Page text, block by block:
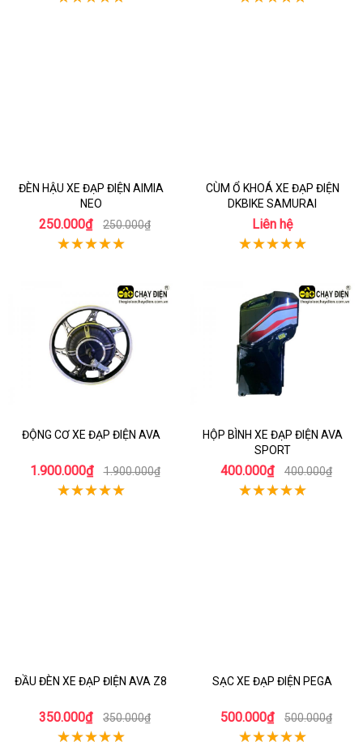
ĐÈN HẬU XE ĐẠP ĐIỆN AIMIA
NEO
250.000₫ 250.000₫
CÙM Ổ KHOÁ XE ĐẠP ĐIỆN
DKBIKE SAMURAI
Liên hệ
ĐỘNG CƠ XE ĐẠP ĐIỆN AVA
1.900.000₫ 1.900.000₫
HỘP BÌNH XE ĐẠP ĐIỆN AVA
SPORT
400.000₫ 400.000₫
ĐẦU ĐÈN XE ĐẠP ĐIỆN AVA Z8
350.000₫ 350.000₫
SẠC XE ĐẠP ĐIỆN PEGA
500.000₫ 500.000₫